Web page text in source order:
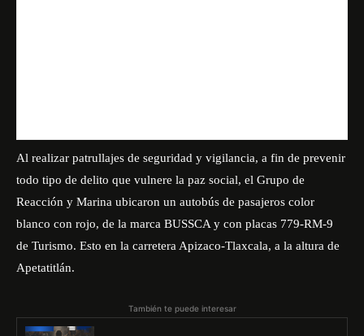
Al realizar patrullajes de seguridad y vigilancia, a fin de prevenir
todo tipo de delito que vulnere la paz social, el Grupo de
Reacción y Marina ubicaron un autobús de pasajeros color
blanco con rojo, de la marca BUSSCA y con placas 779-RM-9
de Turismo. Esto en la carretera Apizaco-Tlaxcala, a la altura de
Apetatitlán.
También te puede interesar